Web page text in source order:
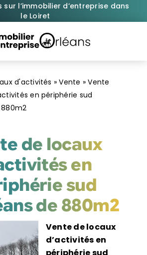
sur l’immobilier d’entreprise dans
le Loiret
d'activités »Vente »Vente
en périphérie sud
880m2
de locaux
en
sud
de 880m2
Vente de locaux
d’activités en